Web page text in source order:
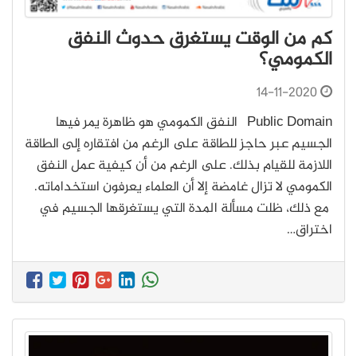
كم من الوقت يستغرق حدوث النفق
الكمومي؟
14-11-2020
Public Domain النفق الكمومي هو ظاهرة يمر فيها
الجسيم عبر حاجز للطاقة على الرغم من افتقاره إلى الطاقة
اللازمة للقيام بذلك. على الرغم من أن كيفية عمل النفق
الكمومي لا تزال غامضة إلا أن العلماء يعرفون استخداماته.
مع ذلك، ظلت مسألة المدة التي يستغرقها الجسيم في
اختراق…